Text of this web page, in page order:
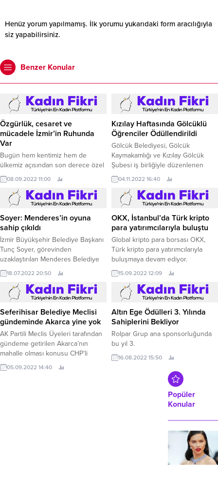
Henüz yorum yapılmamış. İlk yorumu yukarıdaki form aracılığıyla
siz yapabilirsiniz.
Benzer Konular
Özgürlük, cesaret ve
mücadele İzmir’in Ruhunda
Var
Bugün hem kentimiz hem de
ülkemiz açısından son derece özel
ve son derece önemli bir gün.
08.09.2022 11:00
Kızılay Haftasında Gölcüklü
Öğrenciler Ödüllendirildi
Gölcük Belediyesi, Gölcük
Kaymakamlığı ve Kızılay Gölcük
Şubesi iş birliğiyle düzenlenen
Kızılay Haftası etkinliklerinde; şiir,
kompozisyon ve resim
yarışmalarında dereceye giren
öğrencilere ödüllerini takdim edildi.
04.11.2022 16:40
Soyer: Menderes’in oyuna
sahip çıkıldı
İzmir Büyükşehir Belediye Başkanı
Tunç Soyer, görevinden
uzaklaştırılan Menderes Belediye
Başkanı Mustafa Kayalar’a vekâlet
edecek ismin belirlendiği meclis
oylamasına katıldı.
18.07.2022 20:50
OKX, İstanbul’da Türk kripto
para yatırımcılarıyla buluştu
Global kripto para borsası OKX,
Türk kripto para yatırımcılarıyla
buluşmaya devam ediyor.
15.09.2022 12:09
Seferihisar Belediye Meclisi
gündeminde Akarca yine yok
AK Partili Meclis Üyeleri tarafından
gündeme getirilen Akarca’nın
mahalle olması konusu CHP’li
Meclis Üyelerinin destek sözü
vermesine rağmen meclis
05.09.2022 14:40
Altın Ege Ödülleri 3. Yılında
Sahiplerini Bekliyor
Rolpar Grup ana sponsorluğunda
bu yıl 3.
16.08.2022 15:50
Popüler
Konular